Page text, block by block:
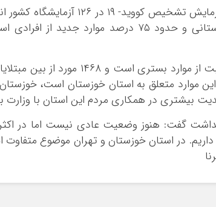
گالری
اینفوگرافی
درصد موارد جدید از بستری بیمارستانی و حدود ۷۵
جهانپور افزود: ۴۹۰ مورد از موارد مثبت از
موارد متعلق به استان خوزستان است،
بیشتری در همکاری مردم این استان با وزارت
گفت: هنوز وضعیت عادی نیست اما در اکثر
داریم. در استان خوزستان و تهران موضوع